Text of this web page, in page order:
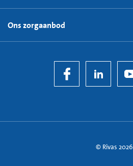
Ons zorgaanbod
© Rivas 2026